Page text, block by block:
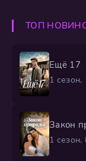
ТОП
Ещё 17
1 сезон,
Закон
1 сезон,